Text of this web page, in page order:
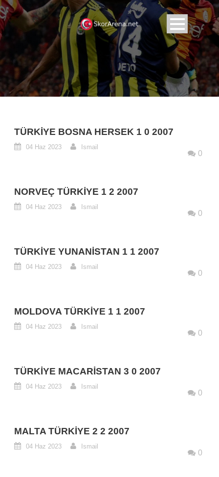
TÜRKIYE BOSNA HERSEK 1 0 2007
04 Haz 2023 Ismail
0
NORVEÇ TÜRKIYE 1 2 2007
04 Haz 2023 Ismail
0
TÜRKIYE YUNANISTAN 1 1 2007
04 Haz 2023 Ismail
0
MOLDOVA TÜRKIYE 1 1 2007
04 Haz 2023 Ismail
0
TÜRKIYE MACARISTAN 3 0 2007
04 Haz 2023 Ismail
0
MALTA TÜRKIYE 2 2 2007
04 Haz 2023 Ismail
0